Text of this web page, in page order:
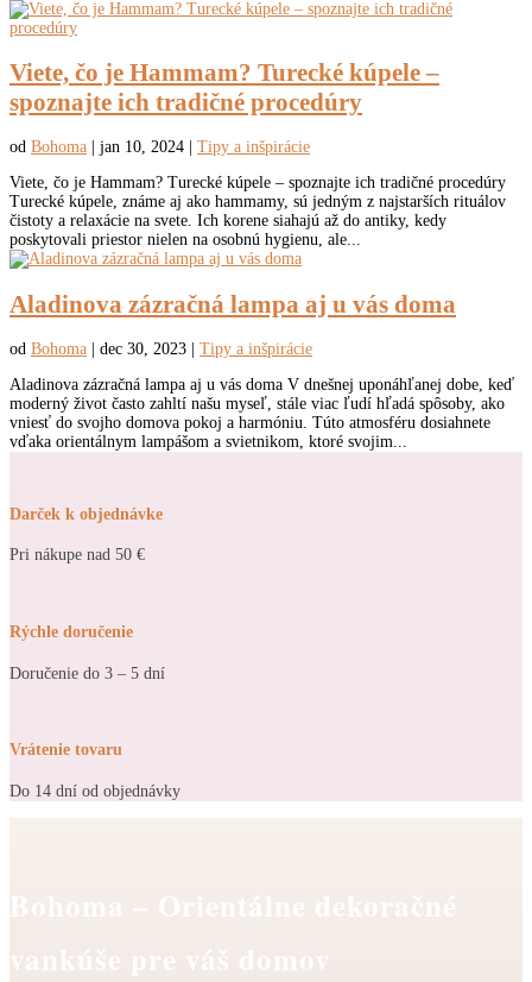
Viete, čo je Hammam? Turecké kúpele –
spoznajte ich tradičné procedúry
od Bohoma jan 10, 2024
Tipy a inšpirácie
Viete, čo je Hammam? Turecké kúpele – spoznajte ich tradičné procedúry
Turecké kúpele, známe aj ako hammamy, sú jedným z najstarších rituálov
čistoty a relaxácie na svete. Ich korene siahajú až do antiky, kedy
poskytovali priestor nielen na osobnú hygienu, ale...
Aladinova zázračná lampa aj u vás doma
od Bohoma dec 30, 2023
Tipy a inšpirácie
Aladinova zázračná lampa aj u vás doma V dnešnej uponáhľanej dobe, keď
moderný život často zahltí našu myseľ, stále viac ľudí hľadá spôsoby, ako
vniesť do svojho domova pokoj a harmóniu. Túto atmosféru dosiahnete
vďaka orientálnym lampášom a svietnikom, ktoré svojim...
Darček k objednávke
Pri nákupe nad 50 €
Rýchle doručenie
Doručenie do 3 – 5 dní
Vrátenie tovaru
Do 14 dní od objednávky
Bohoma – Orientálne dekoračné
vankúše pre váš domov